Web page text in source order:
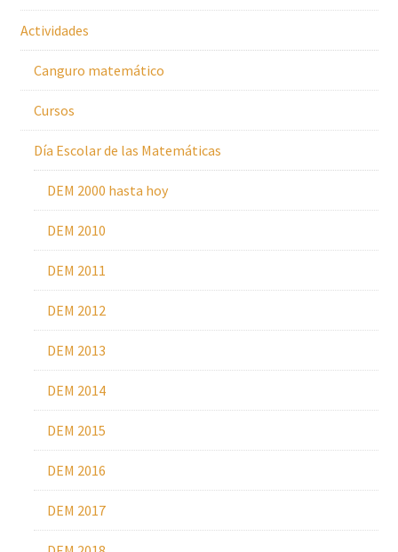
Actividades
Canguro matemático
Cursos
Día Escolar de las Matemáticas
DEM 2000 hasta hoy
DEM 2010
DEM 2011
DEM 2012
DEM 2013
DEM 2014
DEM 2015
DEM 2016
DEM 2017